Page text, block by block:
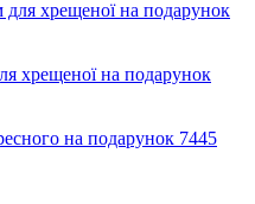
хрещеної на подарунок